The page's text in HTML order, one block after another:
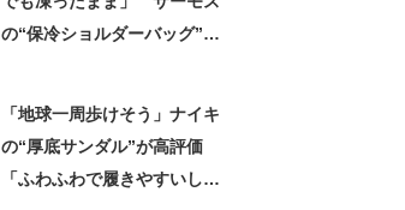
の“保冷ショルダーバッグ”が
「地球一周歩けそう」ナイキ
の“厚底サンダル”が高評価
「ふわふわで履きやすいし疲